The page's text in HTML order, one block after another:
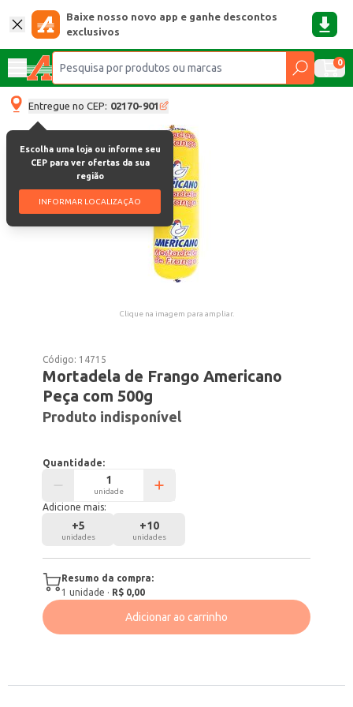
Baixe nosso novo app e ganhe descontos
exclusivos
0
Entregue no CEP: 02170-901
Escolha uma loja ou informe seu
CEP para ver ofertas da sua
região
INFORMAR LOCALIZAÇÃO
Clique na imagem para ampliar.
Código: 14715
Mortadela de Frango Americano
Peça com 500g
Produto indisponível
Quantidade:
unidade
Adicione mais:
+5
unidades
+10
unidades
Resumo da compra:
1 unidade · R$ 0,00
Adicionar ao carrinho